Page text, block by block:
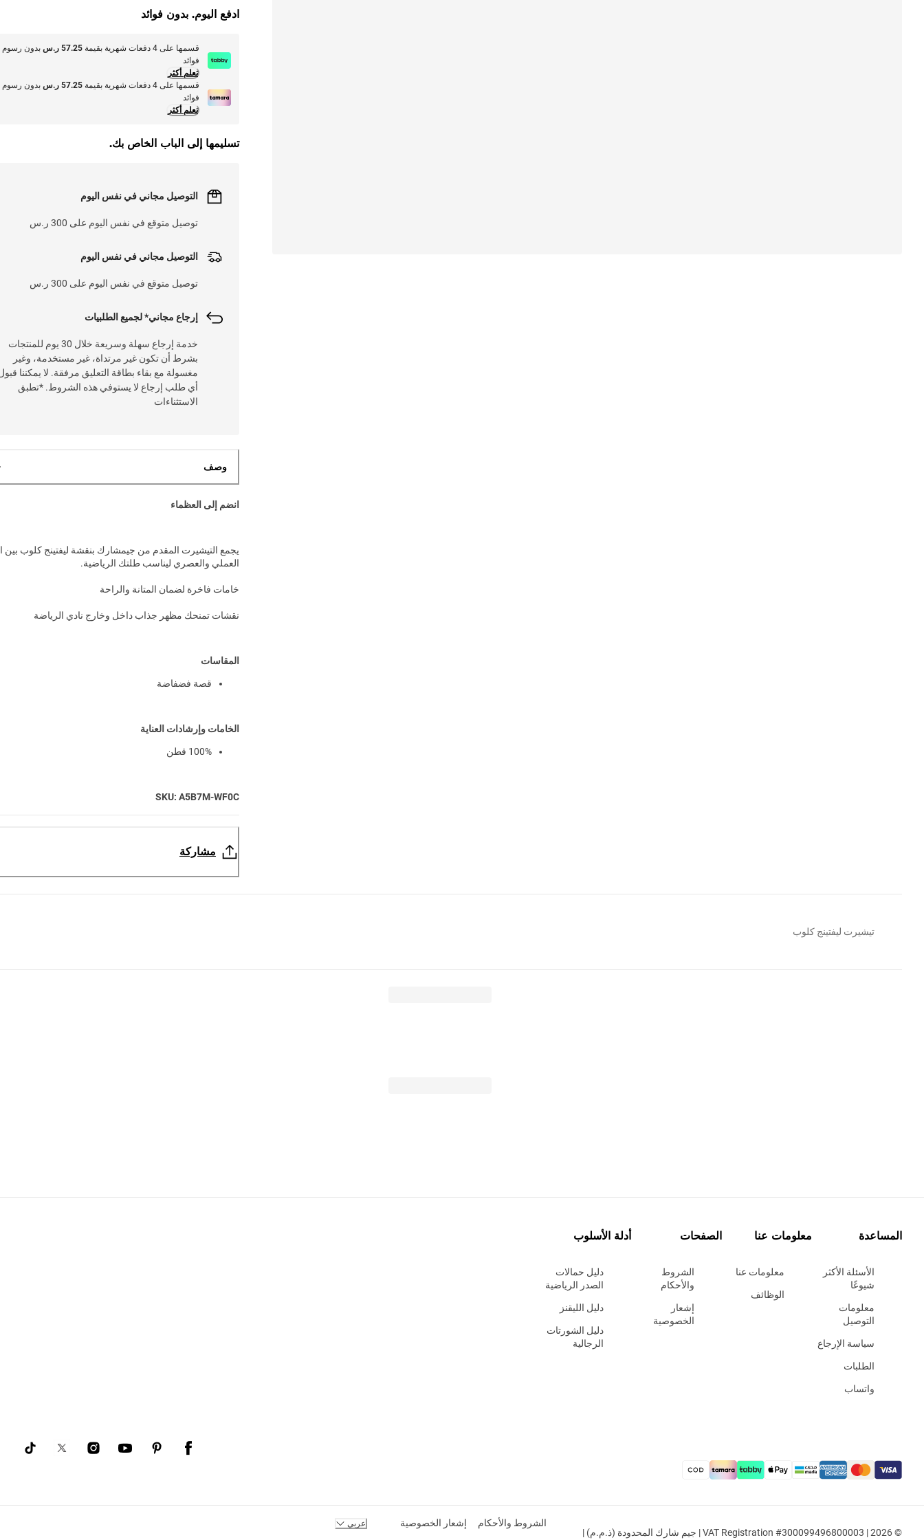
ادفع اليوم. بدون فوائد
قسمها على 4 دفعات شهرية بقيمة 57.25 ر.س
بدون رسوم
فوائد
تعلم أكثر
قسمها على 4 دفعات شهرية بقيمة
57.25 ر.س
بدون رسوم
فوائد
تعلم أكثر
تسليمها إلى الباب الخاص بك.
التوصيل مجاني في نفس اليوم
توصيل متوقع في نفس اليوم على 300 ر.س
التوصيل مجاني في نفس اليوم
توصيل متوقع في نفس اليوم على 300 ر.س
إرجاع مجاني* لجميع الطلبيات
خدمة إرجاع سهلة وسريعة خلال 30 يوم للمنتجات
بشرط أن تكون غير مرتداة، غير مستخدمة، وغير
مغسولة مع بقاء بطاقة التعليق مرفقة. لا يمكننا
أي طلب إرجاع لا يستوفي هذه الشروط. *تطبق
الاستثناءات
وصف
انضم إلى العظماء
يجمع التيشيرت المقدم من جيمشارك بنقشة ليفتينج كلوب بين
العملي والعصري ليناسب طلتك الرياضية.
خامات فاخرة لضمان المتانة والراحة
نقشات تمنحك مظهر جذاب داخل وخارج نادي الرياضة
المقاسات
قصة فضفاضة
الخامات وإرشادات العناية
100% قطن
SKU: A5B7M-WF0C
مشاركة
تيشيرت ليفتينج كلوب
المساعدة
الأسئلة الأكثر
شيوعًا
معلومات
التوصيل
سياسة الإرجاع
الطلبات
واتساب
معلومات عنا
معلومات عنا
الوظائف
الصفحات
الشروط
والأحكام
إشعار
الخصوصية
أدلة الأسلوب
دليل حمالات
الصدر الرياضية
دليل الليقنز
دليل الشورتات
الرجالية
© 2026 | VAT Registration #300099496800003 | جيم شارك المحدودة (ذ.م.م) |
الشروط والأحكام إشعار الخصوصية عربي